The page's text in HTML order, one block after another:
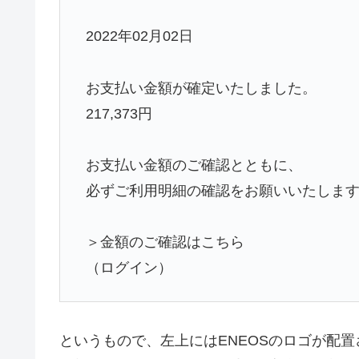
2022年02月02日
お支払い金額が確定いたしました。
217,373円
お支払い金額のご確認とともに、
必ずご利用明細の確認をお願いいたします
＞金額のご確認はこちら
（ログイン）
というもので、左上にはENEOSのロゴが配置